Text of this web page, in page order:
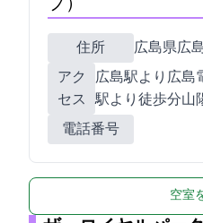
プ）
住所
広島県広島
アク
セス
広島駅より広島
駅より徒歩2分/山
電話番号
空室